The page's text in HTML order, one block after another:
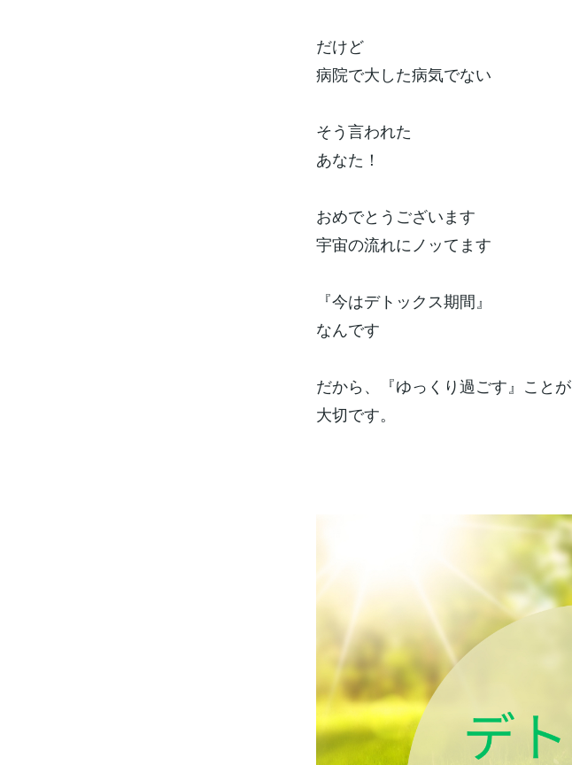
だけど
病院で大した病気でない
そう言われた
あなた！
おめでとうございます
宇宙の流れにノッてます
『今はデトックス期間』
なんです
だから、『ゆっくり過ごす』ことが
大切です。